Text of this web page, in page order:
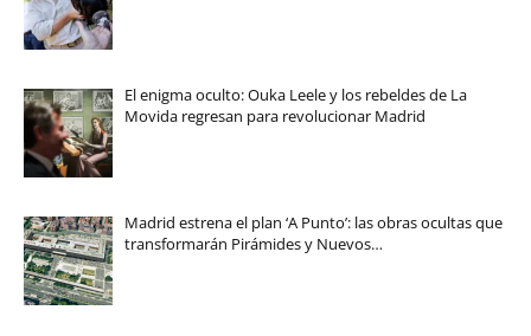
El enigma oculto: Ouka Leele y los rebeldes de La
Movida regresan para revolucionar Madrid
Madrid estrena el plan ‘A Punto’: las obras ocultas que
transformarán Pirámides y Nuevos…